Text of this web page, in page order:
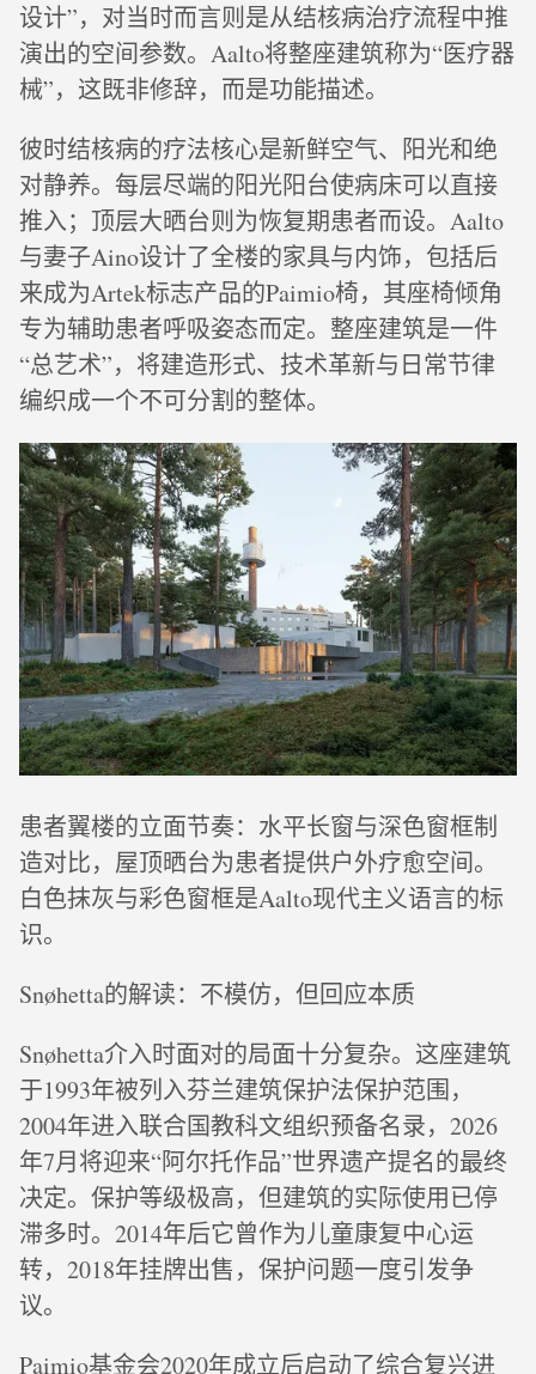
设计”，对当时而言则是从结核病治疗流程中推
演出的空间参数。Aalto将整座建筑称为“医疗器
械”，这既非修辞，而是功能描述。
彼时结核病的疗法核心是新鲜空气、阳光和绝
对静养。每层尽端的阳光阳台使病床可以直接
推入；顶层大晒台则为恢复期患者而设。Aalto
与妻子Aino设计了全楼的家具与内饰，包括后
来成为Artek标志产品的Paimio椅，其座椅倾角
专为辅助患者呼吸姿态而定。整座建筑是一件
“总艺术”，将建造形式、技术革新与日常节律
编织成一个不可分割的整体。
患者翼楼的立面节奏：水平长窗与深色窗框制
造对比，屋顶晒台为患者提供户外疗愈空间。
白色抹灰与彩色窗框是Aalto现代主义语言的标
识。
Snøhetta的解读：不模仿，但回应本质
Snøhetta介入时面对的局面十分复杂。这座建筑
于1993年被列入芬兰建筑保护法保护范围，
2004年进入联合国教科文组织预备名录，2026
年7月将迎来“阿尔托作品”世界遗产提名的最终
决定。保护等级极高，但建筑的实际使用已停
滞多时。2014年后它曾作为儿童康复中心运
转，2018年挂牌出售，保护问题一度引发争
议。
Paimio基金会2020年成立后启动了综合复兴进